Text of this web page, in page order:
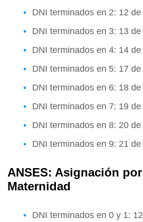
DNI terminados en 2: 12 de
DNI terminados en 3: 13 de
DNI terminados en 4: 14 de
DNI terminados en 5: 17 de
DNI terminados en 6: 18 de
DNI terminados en 7: 19 de
DNI terminados en 8: 20 de
DNI terminados en 9: 21 de
ANSES: Asignación
Maternidad
DNI terminados en 0 y 1: